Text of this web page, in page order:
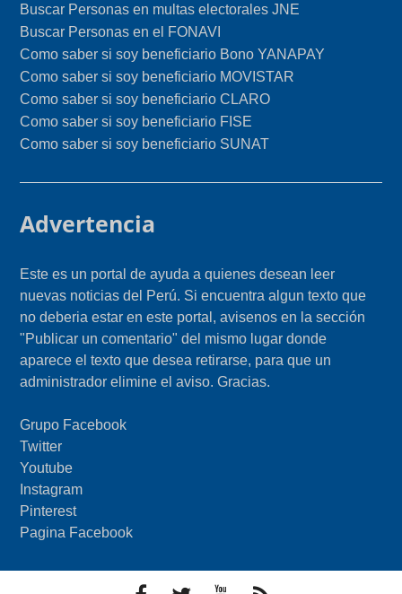
Buscar Personas en multas electorales JNE
Buscar Personas en el FONAVI
Como saber si soy beneficiario Bono YANAPAY
Como saber si soy beneficiario MOVISTAR
Como saber si soy beneficiario CLARO
Como saber si soy beneficiario FISE
Como saber si soy beneficiario SUNAT
Advertencia
Este es un portal de ayuda a quienes desean leer
nuevas noticias del Perú. Si encuentra algun texto que
no deberia estar en este portal, avisenos en la sección
"Publicar un comentario" del mismo lugar donde
aparece el texto que desea retirarse, para que un
administrador elimine el aviso. Gracias.
Grupo Facebook
Twitter
Youtube
Instagram
Pinterest
Pagina Facebook